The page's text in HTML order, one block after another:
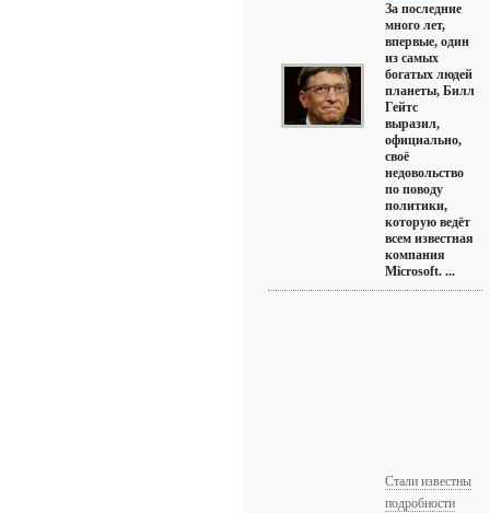
За последние
много лет,
впервые, один
из самых
богатых людей
планеты, Билл
Гейтс
выразил,
официально,
своё
недовольство
по поводу
политики,
которую ведёт
всем известная
компания
Microsoft. ...
Стали известны
подробности